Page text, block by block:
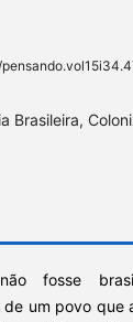
Brasileira,
fosse
um povo que